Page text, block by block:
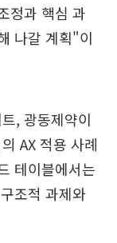
정과 핵심 과
나갈 계획"이
, 광동제약이
AX 적용 사례
테이블에서는
조적 과제와